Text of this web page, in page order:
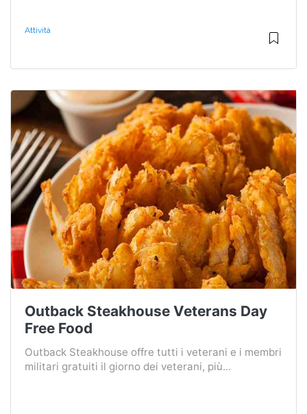
Attività
Outback Steakhouse Veterans Day
Free Food
Outback Steakhouse offre tutti i veterani e i membri
militari gratuiti il ​​giorno dei veterani, più...